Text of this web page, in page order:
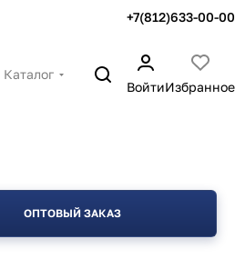
+7(812)633-00-00
Каталог
ВойтиИзбранное
ОПТОВЫЙ ЗАКАЗ